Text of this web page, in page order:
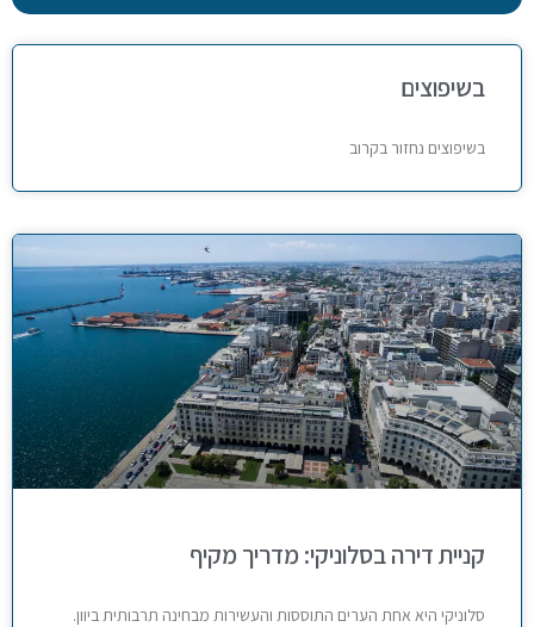
בשיפוצים
בשיפוצים נחזור בקרוב
קניית דירה בסלוניקי: מדריך מקיף
סלוניקי היא אחת הערים התוססות והעשירות מבחינה תרבותית ביוון.